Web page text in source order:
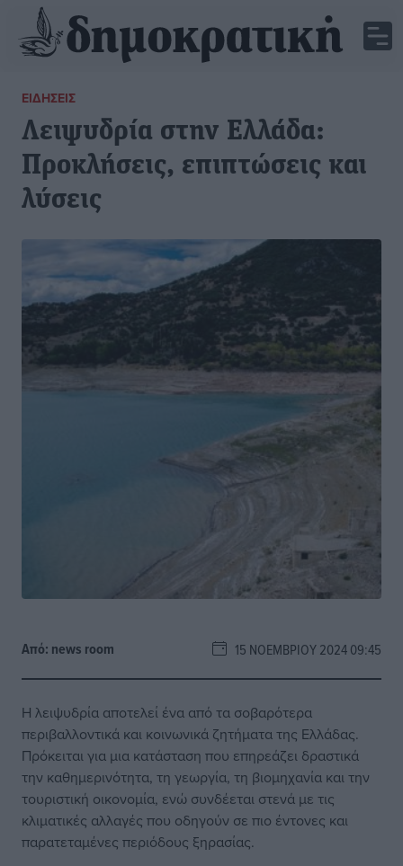
ΕΙΔΉΣΕΙΣ
Λειψυδρία στην Ελλάδα:
Προκλήσεις, επιπτώσεις και
λύσεις
Από: news room 15 ΝΟΕΜΒΡΊΟΥ 2024 09:45
Η λειψυδρία αποτελεί ένα από τα σοβαρότερα
περιβαλλοντικά και κοινωνικά ζητήματα της Ελλάδας.
Πρόκειται για μια κατάσταση που επηρεάζει δραστικά
την καθημερινότητα, τη γεωργία, τη βιομηχανία και την
τουριστική οικονομία, ενώ συνδέεται στενά με τις
κλιματικές αλλαγές που οδηγούν σε πιο έντονες και
παρατεταμένες περιόδους ξηρασίας.